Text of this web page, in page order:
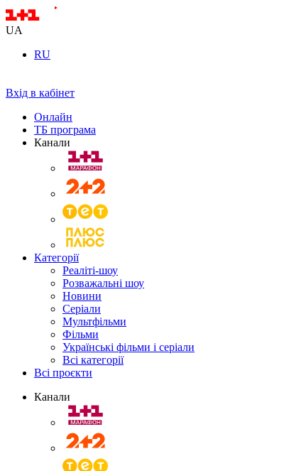
UA
RU
Вхід в кабінет
Онлайн
ТБ програма
Канали
Категорії
Реаліті-шоу
Розважальні шоу
Новини
Серіали
Мультфільми
Фільми
Українські фільми і серіали
Всі категорії
Всі проєкти
Канали